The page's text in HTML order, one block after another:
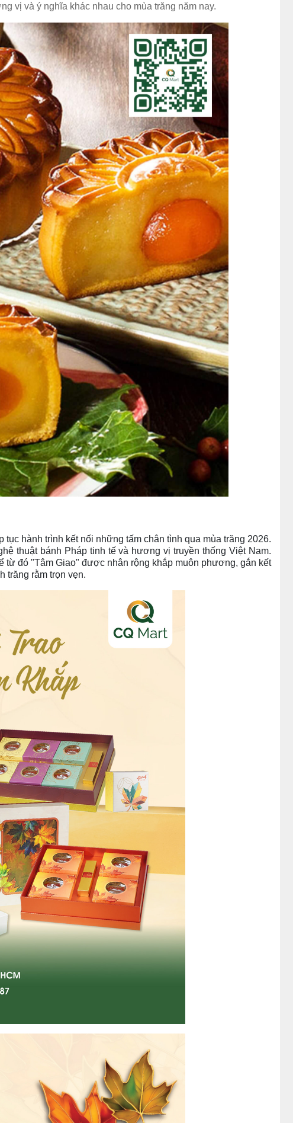
vị và ý nghĩa khác nhau cho mùa trăng năm nay.
hành trình kết nối những tấm chân tình qua mùa trăng 2026.
thuật bánh Pháp tinh tế và hương vị truyền thống Việt Nam.
đó "Tâm Giao" được nhân rộng khắp muôn phương, gắn kết
trăng rằm trọn vẹn.